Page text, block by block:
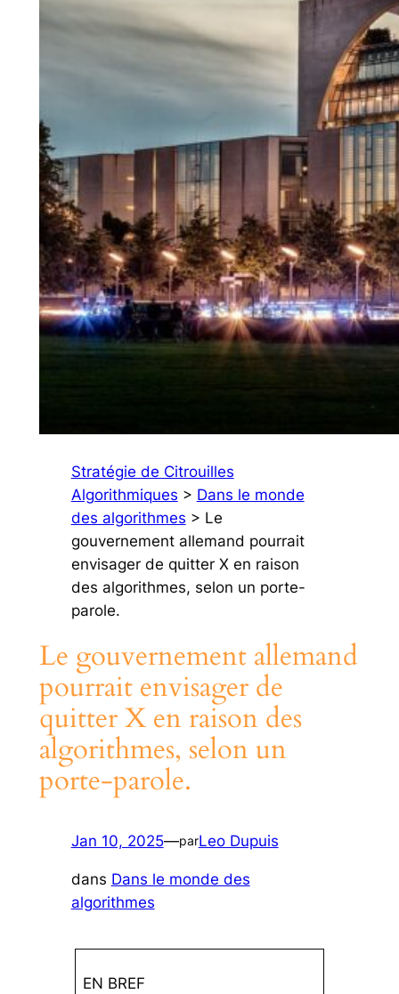
Stratégie de Citrouilles
Algorithmiques > Dans le monde
des algorithmes > Le
gouvernement allemand pourrait
envisager de quitter X en raison
des algorithmes, selon un porte-
parole.
Le gouvernement allemand
pourrait envisager de
quitter X en raison des
algorithmes, selon un
porte-parole.
Jan 10, 2025—parLeo Dupuis
dans Dans le monde des
algorithmes
EN BREF